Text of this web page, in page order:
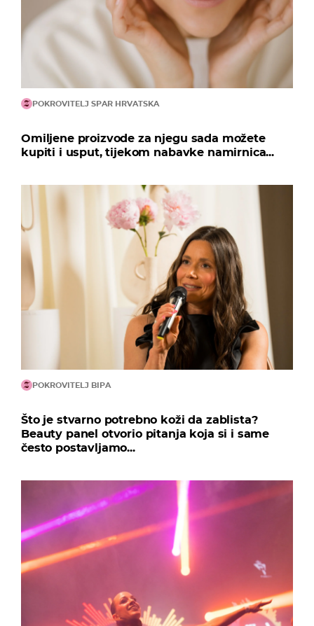
POKROVITELJ SPAR HRVATSKA
Omiljene proizvode za njegu sada možete
kupiti i usput, tijekom nabavke namirnica...
POKROVITELJ BIPA
Što je stvarno potrebno koži da zablista?
Beauty panel otvorio pitanja koja si i same
često postavljamo...